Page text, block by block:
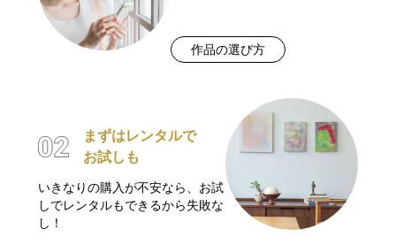
作品の選び方
まずはレンタルで
お試しも
いきなりの購入が不安なら、お試
しでレンタルもできるから失敗な
し！